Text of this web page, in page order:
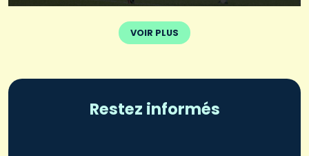
VOIR PLUS
Restez informés